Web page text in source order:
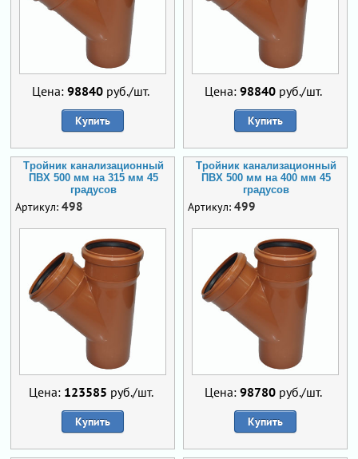
Цена: 98840 руб./шт.
Купить
Цена: 98840 руб./шт.
Купить
Тройник канализационный
ПВХ 500 мм на 315 мм 45
градусов
Артикул: 498
Цена: 123585 руб./шт.
Купить
Тройник канализационный
ПВХ 500 мм на 400 мм 45
градусов
Артикул: 499
Цена: 98780 руб./шт.
Купить